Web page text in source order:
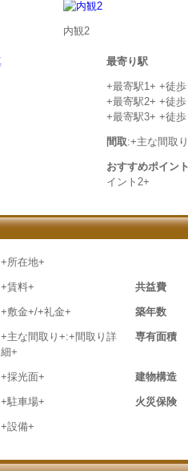
内観2
最寄り駅
+最寄駅1+ +徒
+最寄駅2+ +徒
+最寄駅3+ +徒
間取:+主な間取
おすすめポイン
イント2+
+所在地+
+賃料+ 共益費
+敷金+/+礼金+ 築年数
+主な間取り+:+間取り詳
細+
専有面積
+採光面+ 建物構造
+駐車場+ 火災保険
+設備+